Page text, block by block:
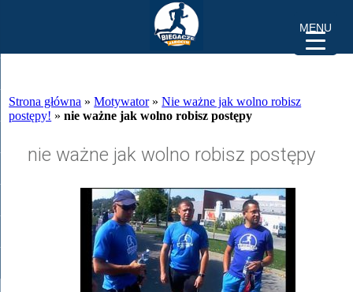
Strona główna »Motywator»Nie ważne jak wolno robisz
postępy! »nie ważne jak wolno robisz postępy
nie ważne jak wolno robisz postępy
MENU